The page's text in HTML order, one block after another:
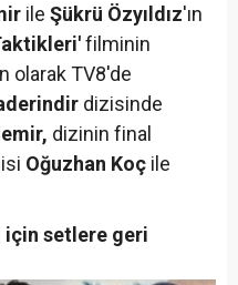
ile Şükrü Özyıldız'ın
filminin
olarak TV8'de
dizisinde
dizinin final
Oğuzhan Koç ile
için setlere geri